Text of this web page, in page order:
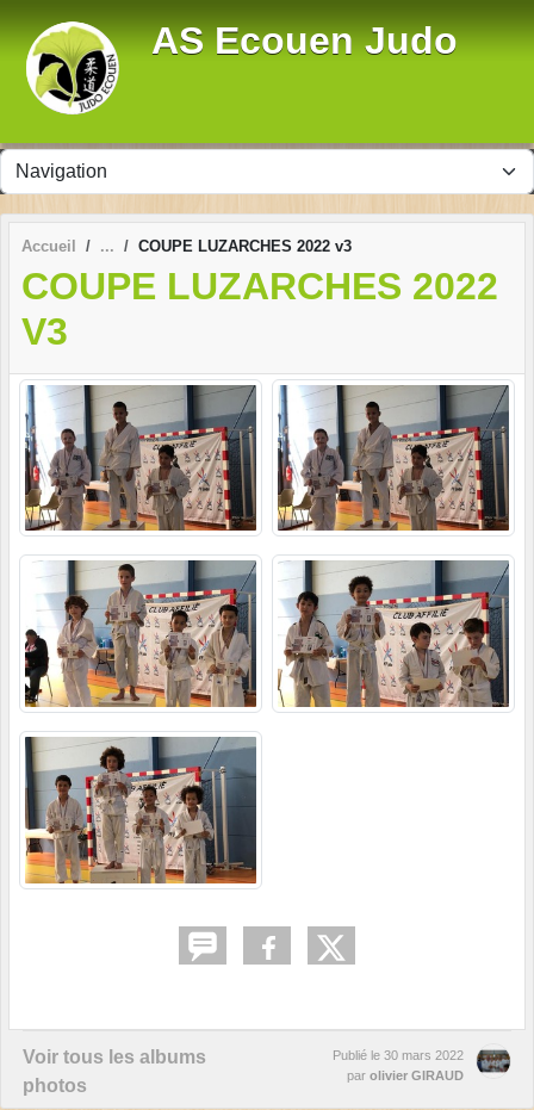
AS Ecouen Judo
Accueil COUPE LUZARCHES 2022 v3
COUPE LUZARCHES 2022
V3
Voir tous les albums
photos
Publié le 30 mars 2022
par olivier GIRAUD